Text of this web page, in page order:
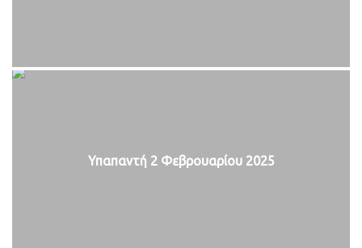
Υπαπαντή 2 Φεβρουαρίου 2025